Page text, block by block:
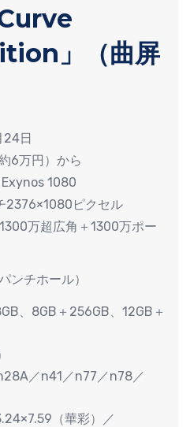
」（曲屏
24日
6万円）から
1080
2376×1080ピクセル
万超広角＋1300万ポー
ンチホール）
、8GB＋256GB、12GB＋
／n41／n77／n78／
（華彩）／